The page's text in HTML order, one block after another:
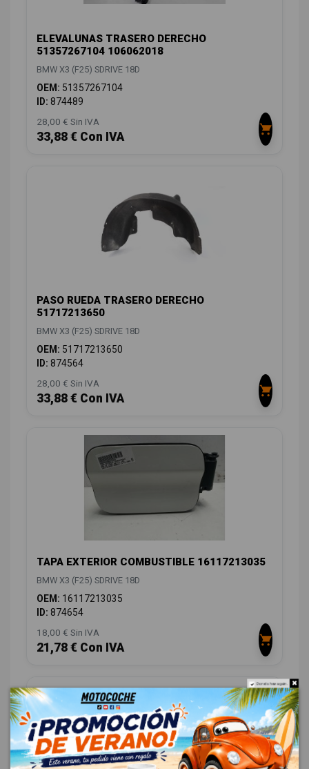
ELEVALUNAS TRASERO DERECHO
51357267104 106062018
BMW X3 (F25) SDRIVE 18D
OEM: 51357267104
ID: 874489
28,00 € Sin IVA
33,88 € Con IVA
PASO RUEDA TRASERO DERECHO
51717213650
BMW X3 (F25) SDRIVE 18D
OEM: 51717213650
ID: 874564
28,00 € Sin IVA
33,88 € Con IVA
TAPA EXTERIOR COMBUSTIBLE 16117213035
BMW X3 (F25) SDRIVE 18D
OEM: 16117213035
ID: 874654
18,00 € Sin IVA
21,78 € Con IVA
Do not show again.